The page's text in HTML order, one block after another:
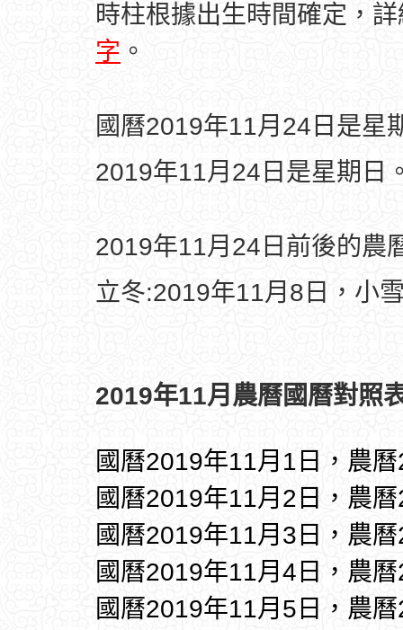
時柱根據出生時間確定，
字 。
國曆2019年11月24日是星
2019年11月24日是星期日
2019年11月24日前後的農
立冬:2019年11月8日，小
2019年11月農曆國曆對照
國曆2019年11月1日，農
國曆2019年11月2日，農
國曆2019年11月3日，農
國曆2019年11月4日，農
國曆2019年11月5日，農